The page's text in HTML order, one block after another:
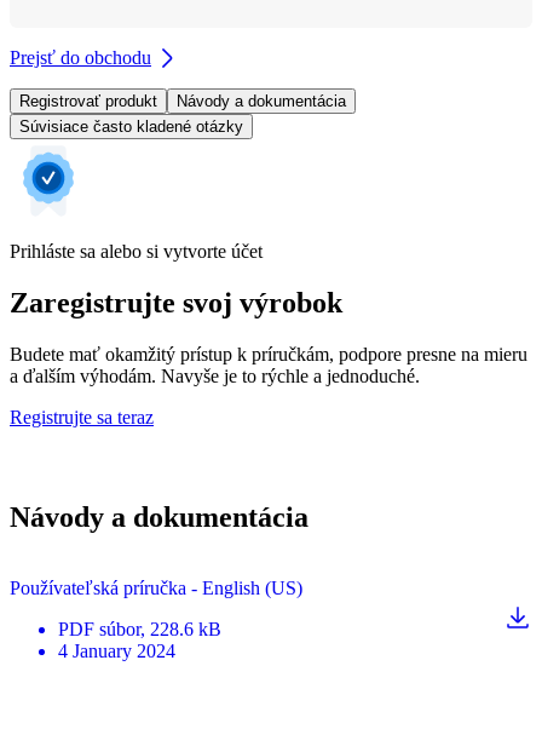
Prejsť do obchodu
Registrovať produkt
Návody a dokumentácia
Súvisiace často kladené otázky
Prihláste sa alebo si vytvorte účet
Zaregistrujte svoj výrobok
Budete mať okamžitý prístup k príručkám, podpore presne na mieru
a ďalším výhodám. Navyše je to rýchle a jednoduché.
Registrujte sa teraz
Návody a dokumentácia
Používateľská príručka - English (US)
PDF súbor, 228.6 kB
4 January 2024